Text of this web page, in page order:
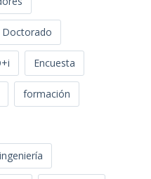
Doctorado
Encuesta
formación
ingeniería